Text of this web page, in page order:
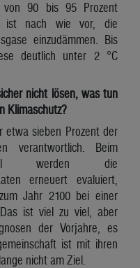
von 90 bis 95 Prozent
ist nach wie vor, die
einzudämmen. Bis
deutlich unter 2 °C
nicht lösen, was tun
Klimaschutz?
etwa sieben Prozent der
verantwortlich. Beim
werden die
erneuert evaluiert,
Jahr 2100 bei einer
ist viel zu viel, aber
der Vorjahre, es
ist mit ihren
nicht am Ziel.